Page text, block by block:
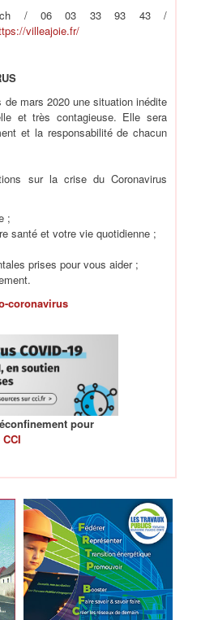
/ 06 03 33 93 43 /
villeajoie.fr/
mars 2020 une situation inédite
et très contagieuse. Elle sera
et la responsabilité de chacun
sur la crise du Coronavirus
;
santé et votre vie quotidienne ;
prises pour vous aider ;
coronavirus
pour